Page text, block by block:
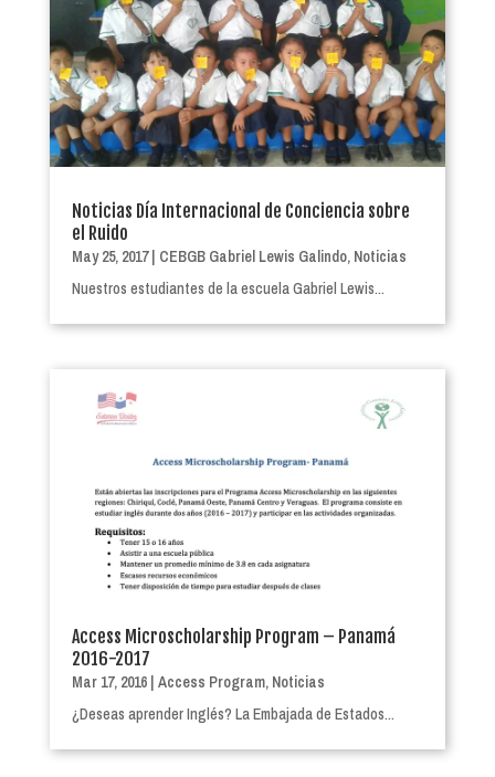
Noticias Día Internacional de Conciencia sobre
el Ruido
May 25, 2017| CEBGB Gabriel Lewis Galindo, Noticias
Nuestros estudiantes de la escuela Gabriel Lewis...
Access Microscholarship Program – Panamá
2016-2017
Mar 17, 2016| Access Program, Noticias
¿Deseas aprender Inglés? La Embajada de Estados...